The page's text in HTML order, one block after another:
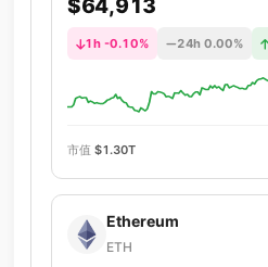
$64,913
1h -0.10% 24h 0.00%
市值 $1.30T
Ethereum
ETH